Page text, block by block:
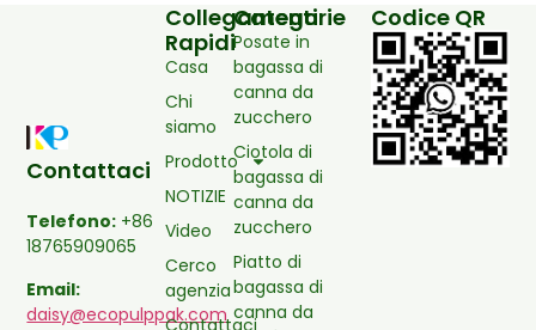
Contattaci
Telefono: +86
18765909065
Email:
daisy@ecopulppak.com
Collegamenti
Rapidi
Casa
Chi
siamo
Prodotto
NOTIZIE
Video
Cerco
agenzia
Contattaci
Categorie
Posate in
bagassa di
canna da
zucchero
Ciotola di
bagassa di
canna da
zucchero
Piatto di
bagassa di
canna da
Codice QR